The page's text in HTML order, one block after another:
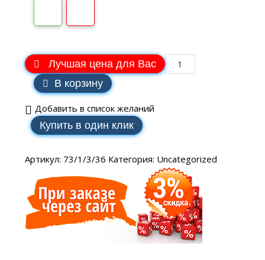
Лучшая цена для Вас
В корзину
Добавить в список желаний
Купить в один клик
Артикул: 73/1/3/36 Категория: Uncategorized